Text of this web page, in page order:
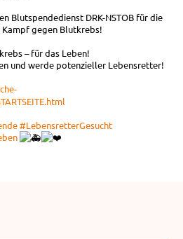
Blutspendedienst DRK-NSTOB für die
gegen Blutkrebs!
– für das Leben!
und werde potenzieller Lebensretter!
#LebensretterGesucht